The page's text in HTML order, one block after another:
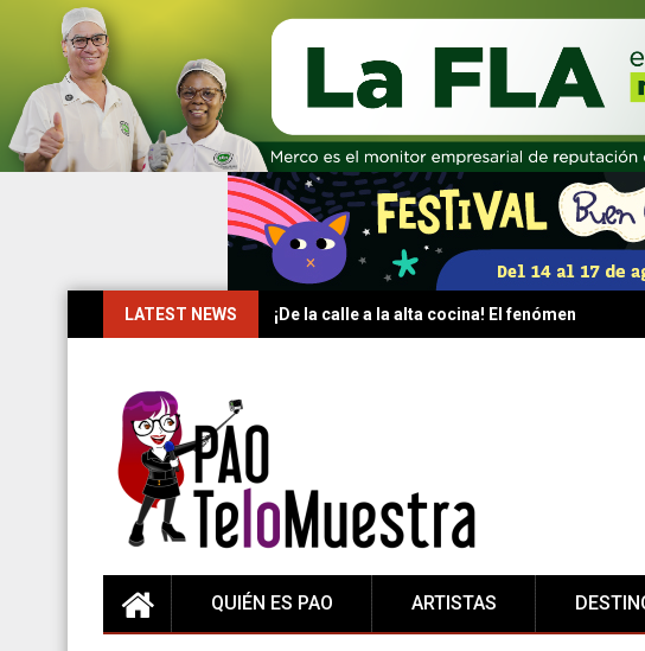
LATEST NEWS ¡De la calle a la alta cocina! El fenómeno
QUIÉN ES PAO ARTISTAS